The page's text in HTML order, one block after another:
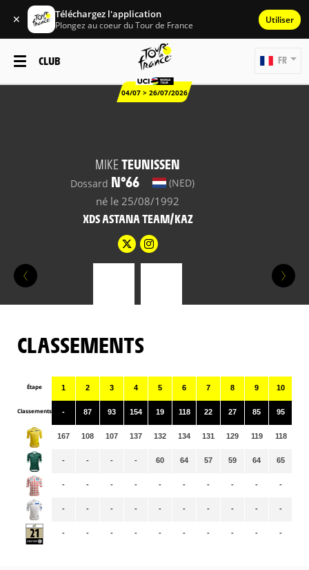
✕ Téléchargez l'application
Plongez au coeur du Tour de France Utiliser
CLUB
04/07 > 26/07/2026
FR
MIKETEUNISSEN
Dossard N°66 (NED)
né le 25/08/1992
XDS ASTANA TEAM/KAZ
CLASSEMENTS
Étape
Classements
1
-
167
-
-
-
-
2
87
108
-
-
-
-
3
93
107
-
-
-
-
4
154
137
-
-
-
-
5
19
132
60
-
-
-
6
118
134
64
-
-
-
7
22
131
57
-
-
-
8
27
129
59
-
-
-
9
85
119
64
-
-
-
10
95
118
65
-
-
-